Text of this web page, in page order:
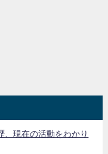
、現在の活動をわかり